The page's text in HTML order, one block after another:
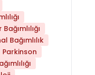
Bağımlılık
Parkinson